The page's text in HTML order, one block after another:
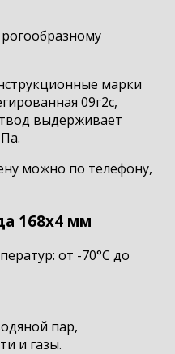
марки
09г2с,
выдерживает
можно по телефону,
168х4 мм
от -70°С до
пар,
и газы.